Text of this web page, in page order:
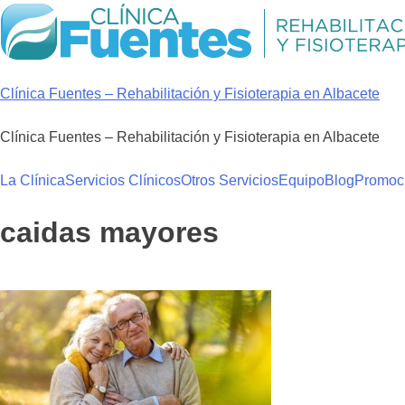
Skip
to
content
Clínica Fuentes – Rehabilitación y Fisioterapia en Albacete
Clínica Fuentes – Rehabilitación y Fisioterapia en Albacete
La ClínicaServicios ClínicosOtros ServiciosEquipoBlog
caidas mayores